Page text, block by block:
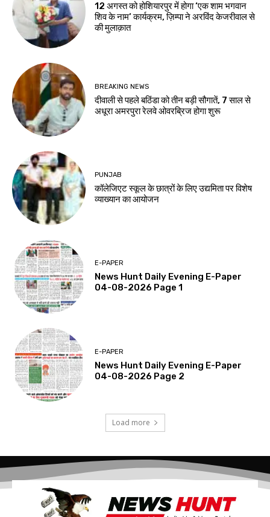
12 अगस्त को होशियारपुर में होगा ‘एक शाम भगवान
शिव के नाम’ कार्यक्रम, ज़िम्पा ने अरविंद केजरीवाल से
की मुलाक़ात
BREAKING NEWS
दीवाली से पहले बठिंडा को तीन बड़ी सौगातें, 7 साल से
अधूरा अमरपुरा रेलवे ओवरब्रिज होगा शुरू
PUNJAB
कॉलेजिएट स्कूल के छात्रों के लिए उद्यमिता पर विशेष
व्याख्यान का आयोजन
E-PAPER
News Hunt Daily Evening E-Paper
04-08-2026 Page 1
E-PAPER
News Hunt Daily Evening E-Paper
04-08-2026 Page 2
Load more